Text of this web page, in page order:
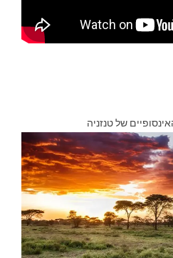
של טנזניה